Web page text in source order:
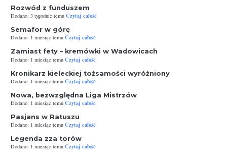
Rozwód z funduszem
Dodano: 3 tygodnie temu Czytaj całość
Semafor w górę
Dodano: 1 miesiąc temu Czytaj całość
Zamiast fety – kremówki w Wadowicach
Dodano: 1 miesiąc temu Czytaj całość
Kronikarz kieleckiej tożsamości wyróżniony
Dodano: 1 miesiąc temu Czytaj całość
Nowa, bezwzględna Liga Mistrzów
Dodano: 1 miesiąc temu Czytaj całość
Pasjans w Ratuszu
Dodano: 1 miesiąc temu Czytaj całość
Legenda zza torów
Dodano: 1 miesiąc temu Czytaj całość